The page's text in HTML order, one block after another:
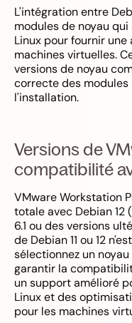
L'intégration entre
modules de noyau
Linux pour fournir
machines virtuelles.
versions de noyau
correcte des
l'installation.
Versions de
compatibilité
VMware Workstation
totale avec Debian 12
6.1 ou des versions
de Debian 11 ou 12
sélectionnez un
garantir la
un support amélioré
Linux et des
pour les machines